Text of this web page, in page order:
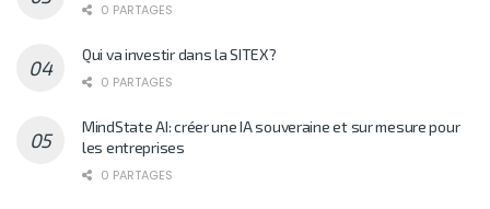
0 PARTAGES
Qui va investir dans la SITEX?
0 PARTAGES
MindState AI: créer une IA souveraine et sur mesure pour
les entreprises
0 PARTAGES